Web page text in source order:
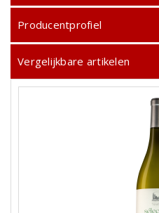
Producentprofiel
Vergelijkbare artikelen